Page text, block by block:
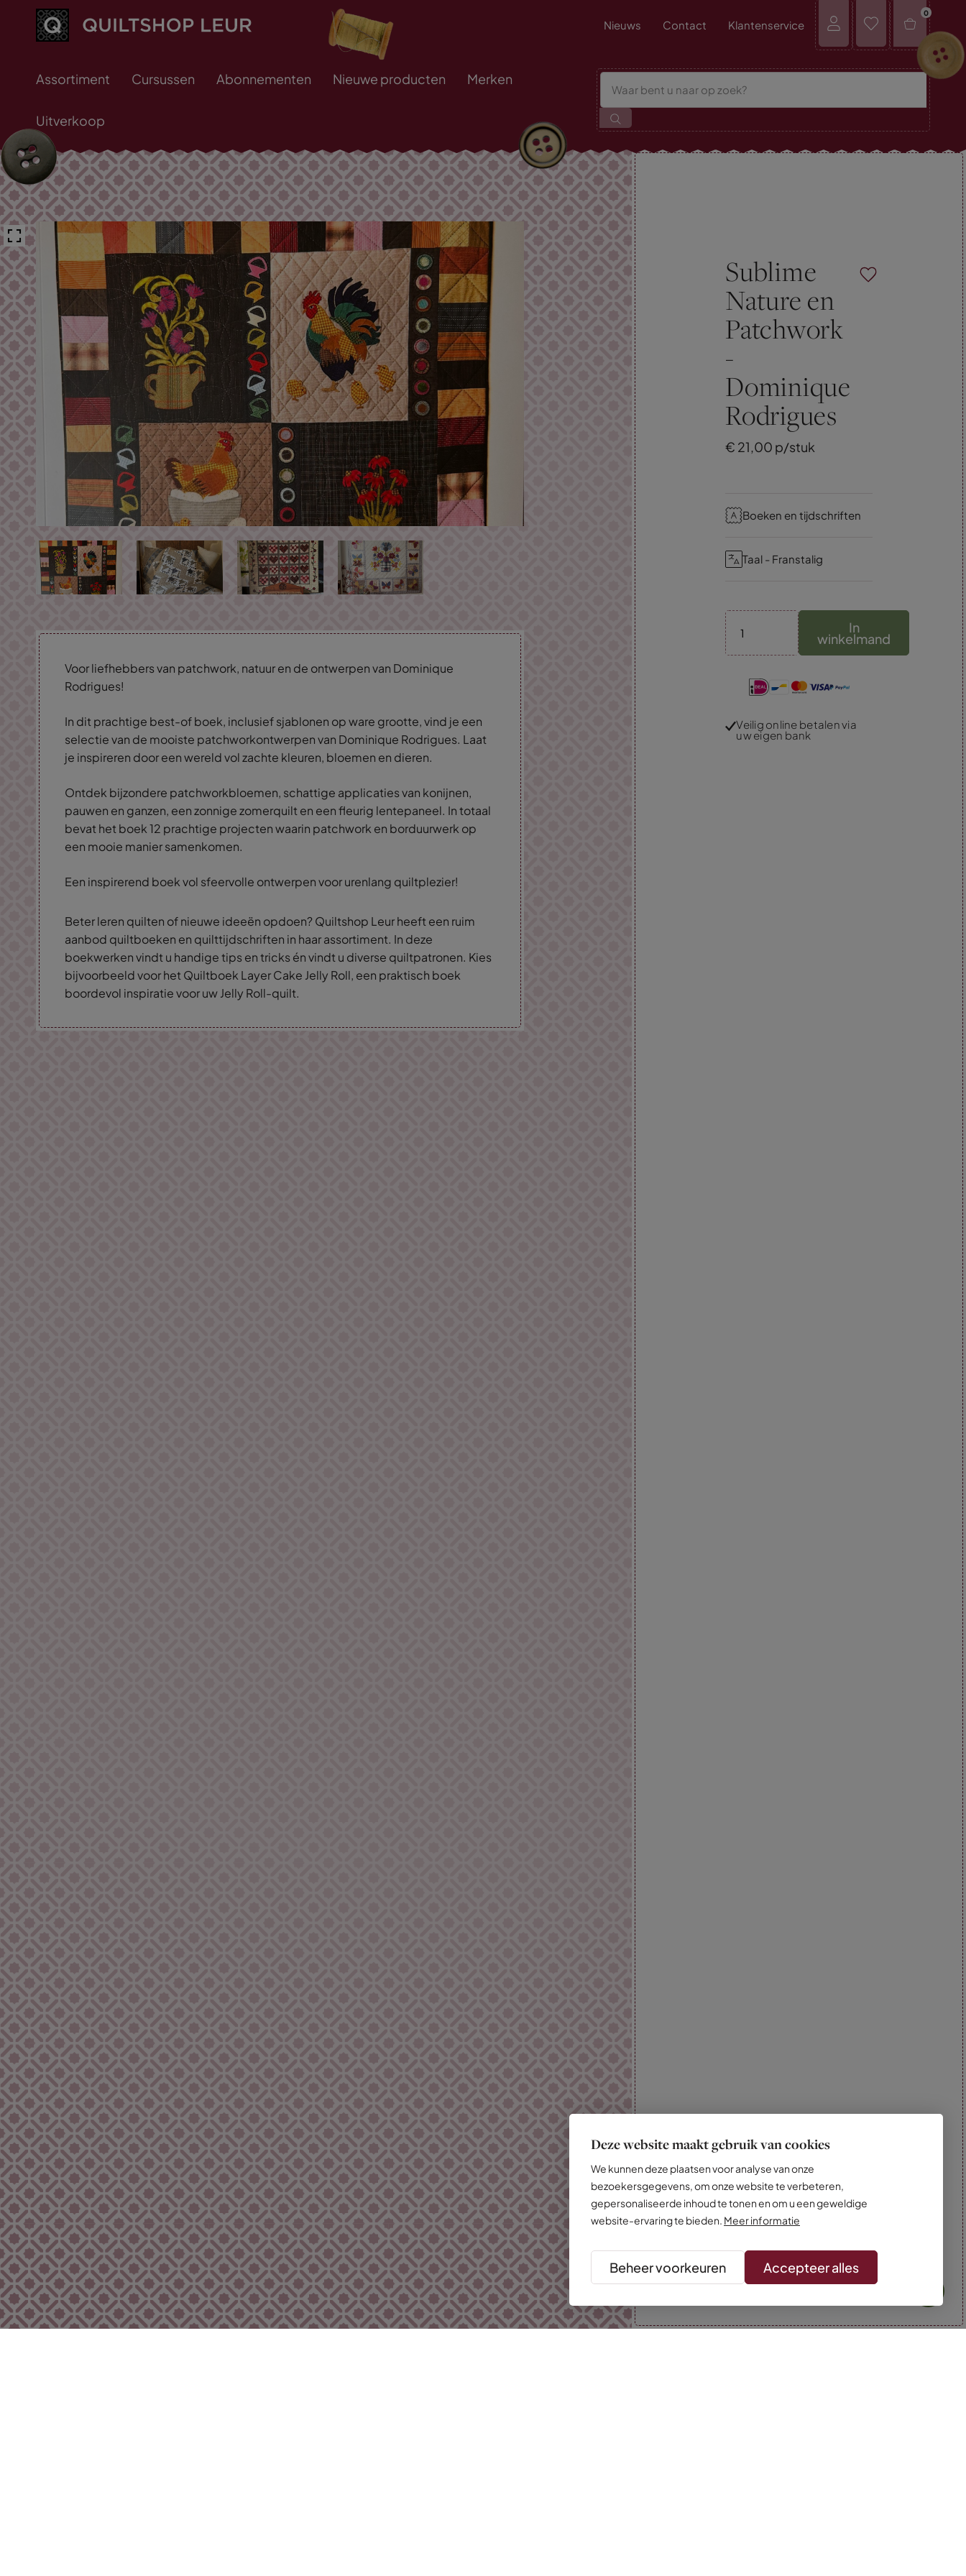
Deze website maakt gebruik van cookies
We kunnen deze plaatsen voor analyse van onze
bezoekersgegevens, om onze website te verbeteren,
gepersonaliseerde inhoud te tonen en om u een geweldige
website-ervaring te bieden. Meer informatie
Beheer voorkeuren Accepteer alles
Nieuws Contact Klantenservice
0
Assortiment Cursussen Abonnementen Nieuwe producten Merken
Uitverkoop
Voor liefhebbers van patchwork, natuur en de ontwerpen van Dominique
Rodrigues!
In dit prachtige best-of boek, inclusief sjablonen op ware grootte, vind je een
selectie van de mooiste patchworkontwerpen van Dominique Rodrigues. Laat
je inspireren door een wereld vol zachte kleuren, bloemen en dieren.
Ontdek bijzondere patchworkbloemen, schattige applicaties van konijnen,
pauwen en ganzen, een zonnige zomerquilt en een fleurig lentepaneel. In totaal
bevat het boek 12 prachtige projecten waarin patchwork en borduurwerk op
een mooie manier samenkomen.
Een inspirerend boek vol sfeervolle ontwerpen voor urenlang quiltplezier!
Beter leren quilten of nieuwe ideeën opdoen? Quiltshop Leur heeft een ruim
aanbod quiltboeken en quilttijdschriften in haar assortiment. In deze
boekwerken vindt u handige tips en tricks én vindt u diverse quiltpatronen. Kies
bijvoorbeeld voor het Quiltboek Layer Cake Jelly Roll, een praktisch boek
boordevol inspiratie voor uw Jelly Roll-quilt.
Sublime
Nature en
Patchwork
-
Dominique
Rodrigues
€ 21,00 p/stuk
Boeken en tijdschriften
Taal - Franstalig
In
winkelmand
Veilig online betalen via
uw eigen bank